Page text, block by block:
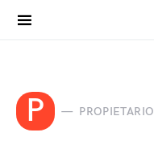
Search for:
P PROPIETARIO